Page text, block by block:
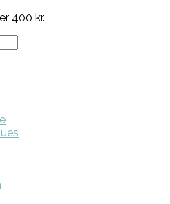
400 kr.